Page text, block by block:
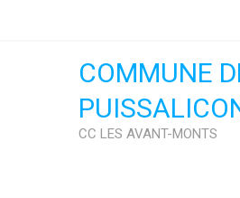
COMMUNE
CC LES AVANT-MONTS